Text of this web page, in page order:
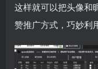
这样就可以把头像和
赞推广方式，巧妙利